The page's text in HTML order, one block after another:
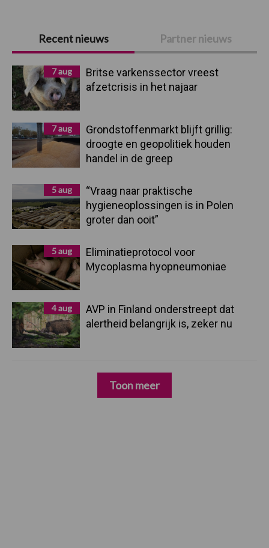
Primaire
Sidebar
Recent nieuws Partner nieuws
7 aug
Britse varkenssector vreest
afzetcrisis in het najaar
7 aug
Grondstoffenmarkt blijft grillig:
droogte en geopolitiek houden
handel in de greep
5 aug
“Vraag naar praktische
hygieneoplossingen is in Polen
groter dan ooit”
5 aug
Eliminatieprotocol voor
Mycoplasma hyopneumoniae
4 aug
AVP in Finland onderstreept dat
alertheid belangrijk is, zeker nu
Toon meer